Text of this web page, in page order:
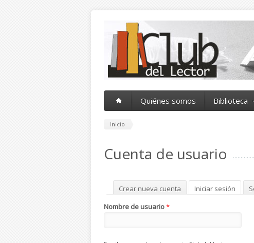
Quiénes somos Biblioteca
Inicio
Cuenta de usuario
Solapas principales
Crear nueva cuenta Iniciar sesión
Nombre de usuario*